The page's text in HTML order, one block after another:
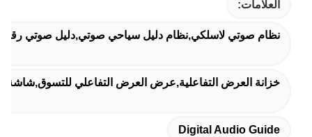
العلامات:
نظام صوتي لاسلكي,نظام دليل سياحي صوتي,دليل صوتي
خزانة العرض التفاعلية,عرض العرض التفاعلي للتسوق,شاشة LCD التفاعلية
Digital Audio Guide